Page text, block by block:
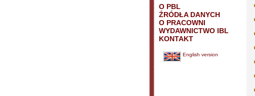
O PBL
ŹRÓDŁA DANYCH
O PRACOWNI
WYDAWNICTWO IBL
KONTAKT
English version